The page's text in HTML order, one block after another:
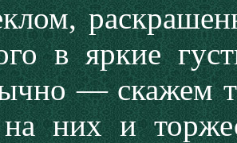
в яркие
— скажем
на них и